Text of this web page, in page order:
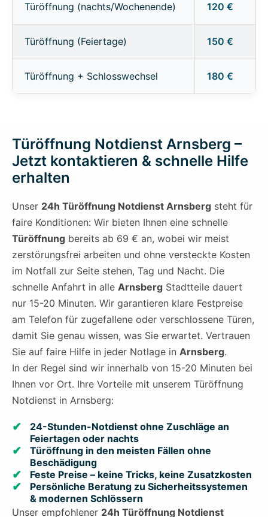
Türöffnung (nachts/Wochenende) 120 €
Türöffnung (Feiertage) 150 €
Türöffnung + Schlosswechsel 180 €
Türöffnung Notdienst Arnsberg –
Jetzt kontaktieren & schnelle Hilfe
erhalten
Unser 24h Türöffnung Notdienst Arnsberg steht für
faire Konditionen: Wir bieten Ihnen eine schnelle
Türöffnung bereits ab 69 € an, wobei wir meist
zerstörungsfrei arbeiten und ohne versteckte Kosten
im Notfall zur Seite stehen, Tag und Nacht. Die
schnelle Anfahrt in alle Arnsberg Stadtteile dauert
nur 15-20 Minuten. Wir garantieren klare Festpreise
am Telefon für zugefallene oder verschlossene Türen,
damit Sie genau wissen, was Sie erwartet. Vertrauen
Sie auf faire Hilfe in jeder Notlage in Arnsberg.
In der Regel sind wir innerhalb von 15-20 Minuten bei
Ihnen vor Ort. Ihre Vorteile mit unserem Türöffnung
Notdienst in Arnsberg:
24-Stunden-Notdienst ohne Zuschläge an
Feiertagen oder nachts
Türöffnung in den meisten Fällen ohne
Beschädigung
Feste Preise – keine Tricks, keine Zusatzkosten
Persönliche Beratung zu Sicherheitssystemen
& modernen Schlössern
Unser empfohlener 24h Türöffnung Notdienst